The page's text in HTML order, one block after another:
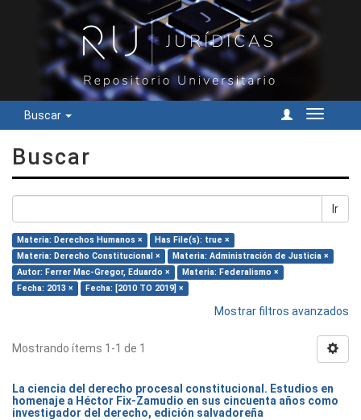
Buscar
Cambiar
Buscar
Ir
Materia: Derechos Humanos ×
Has File(s): true ×
Materia: Derecho Constitucional ×
Materia: Administración de Justicia ×
Autor: Ferrer Mac-Gregor, Eduardo ×
Materia: Federalismo ×
Fecha: 2013 ×
Fecha: [2010 TO 2019] ×
Mostrar filtros avanzados
Mostrando ítems 1-1 de 1
La ciencia del derecho procesal constitucional. Estudios en
homenaje a Héctor Fix-Zamudio en sus cincuenta años como
investigador del derecho, edición salvadoreña